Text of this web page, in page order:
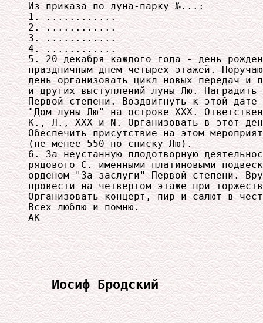
Из приказа по луна-парку №...:
1. ............
2. ............
3. ............
4. ............
5. 20 декабря каждого года - день
праздничным днем четырех этажей.
день организовать цикл новых передач и
и других выступлений луны Лю.
Первой степени. Воздвигнуть к этой
"Дом луны Лю" на острове ХХХ.
К., Л., ХХХ и N. Организовать в этот
Обеспечить присутствие на этом
(не менее 550 по списку Лю).
6. За неустанную плодотворную
рядового С. именными платиновыми
орденом "За заслуги" Первой степени.
провести на четвертом этаже при
Организовать концерт, пир и салют в
Всех люблю и помню.
АК
Иосиф Бродский